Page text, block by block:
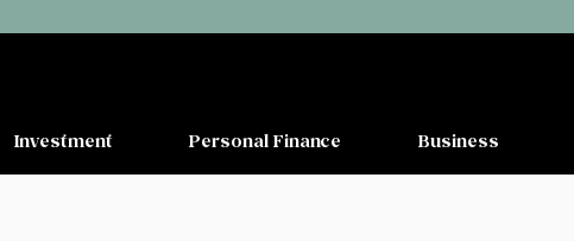
Investment Personal Finance Business